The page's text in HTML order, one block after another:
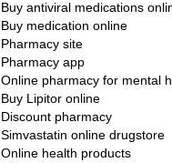
Buy antiviral medications
Buy medication online
Pharmacy site
Pharmacy app
Online pharmacy for mental
Buy Lipitor online
Discount pharmacy
Simvastatin online drugstore
Online health products